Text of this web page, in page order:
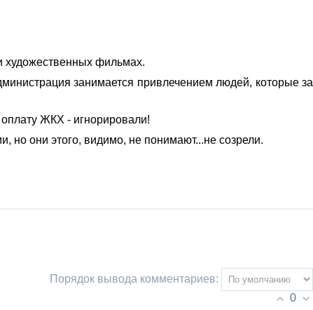
художественных фильмах.
занимается привлечением людей, которые за
ЖКХ - игнорировали!
но они этого, видимо, не понимают...не созрели.
Порядок вывода комментариев:
0